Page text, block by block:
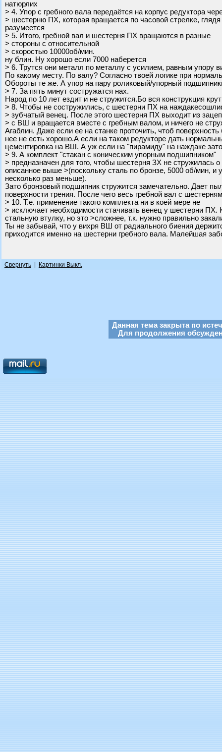
натюрлих
> 4. Упор с гребного вала передаётся на корпус редуктора
> шестерню ПХ, которая вращается по часовой стрелке,
разумеется
> 5. Итого, гребной вал и шестерня ПХ вращаются в разные
> стороны с относительной
> скоростью 10000об/мин.
ну блин. Ну хорошо если 7000 наберется
> 6. Трутся они металл по металлу с усилием, равным упору
По какому месту. По валу? Согласно твоей логике при
Обороты те же. А упор на пару роликовый/упорный
> 7. За пять минут состружатся нах.
Народ по 10 лет ездит и не стружится.Бо вся конструкция
> 8. Чтобы не состружились, с шестерни ПХ на
> зубчатый венец. После этого шестерня ПХ выходит из
> с ВШ и вращается вместе с гребным валом, и ничего не
Агаблин. Даже если ее на станке проточить, чтоб
нее не есть хорошо.А если на таком редукторе дать
цементировка на ВШ. А уж если на "пирамиду" на наждаке
> 9. А комплект "стакан с коническим упорным подшипником"
> предназначен для того, чтобы шестерня ЗХ не стружилась
описанное выше >(поскольку сталь по бронзе, 5000 об/мин, и
несколько раз меньше).
Зато бронзовый подшипник стружится замечательно. Дает
поверхности трения. После чего весь гребной вал с
> 10. Т.е. применение такого комплекта ни в коей мере не
> исключает необходимости стачивать венец у шестерни
стальную втулку, но это >сложнее, т.к. нужно правильно
Ты не забывай, что у вихря ВШ от радиального биения
приходится именно на шестерни гребного вала. Малейшая
Свернуть Картинки Выкл.
Данная тема закрыта по
Для продолжения